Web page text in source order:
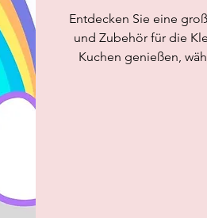
Entdecken Sie eine
und Zubehör für die
Kuchen genießen,